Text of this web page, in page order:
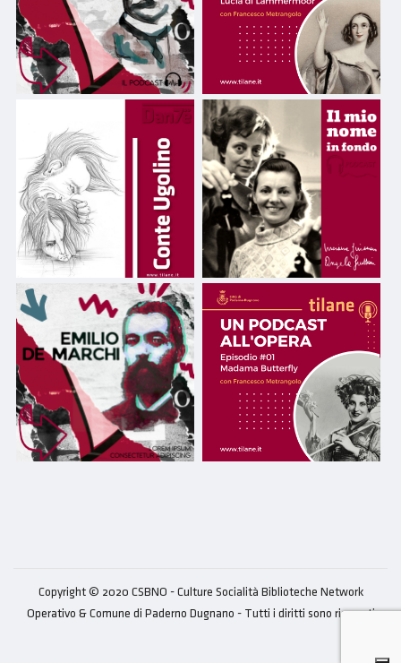
Copyright © 2020 CSBNO - Culture Socialità Biblioteche Network
Operativo & Comune di Paderno Dugnano - Tutti i diritti sono riservati